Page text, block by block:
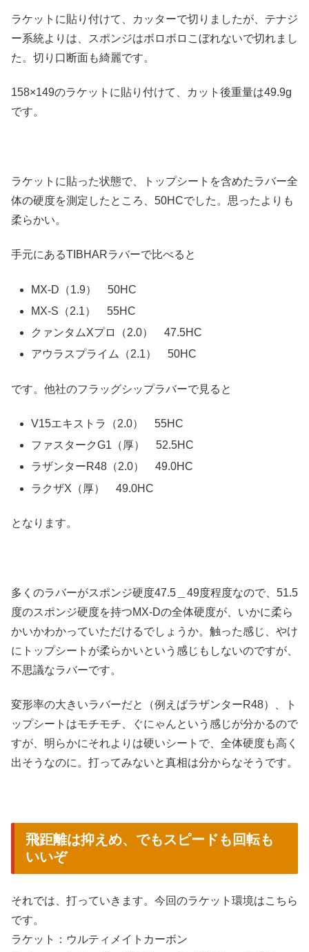
ラケットに貼り付けて、カッターで切りましたが、テナジ
ー系統よりは、スポンジはボロボロこぼれないで切れまし
た。切り口断面も綺麗です。
158×149のラケットに貼り付けて、カット後重量は49.9g
です。
ラケットに貼った状態で、トップシートを含めたラバー全
体の硬度を測定したところ、50HCでした。思ったよりも
柔らかい。
手元にあるTIBHARラバーで比べると
MX-D（1.9） 50HC
MX-S（2.1） 55HC
クァンタムXプロ（2.0） 47.5HC
アウラスプライム（2.1） 50HC
です。他社のフラッグシップラバーで見ると
V15エキストラ（2.0） 55HC
ファスタークG1（厚） 52.5HC
ラザンターR48（2.0） 49.0HC
ラクザX（厚） 49.0HC
となります。
多くのラバーがスポンジ硬度47.5＿49度程度なので、51.5
度のスポンジ硬度を持つMX-Dの全体硬度が、いかに柔ら
かいかわかっていただけるでしょうか。触った感じ、やけ
にトップシートが柔らかいという感じもしないのですが、
不思議なラバーです。
変形率の大きいラバーだと（例えばラザンターR48）、ト
ップシートはモチモチ、ぐにゃんという感じが分かるので
すが、明らかにそれよりは硬いシートで、全体硬度も高く
出そうなのに。打ってみないと真相は分からなそうです。
飛距離は抑えめ、でもスピードも回転も
いいぞ
それでは、打っていきます。今回のラケット環境はこちら
です。
ラケット：ウルティメイトカーボン